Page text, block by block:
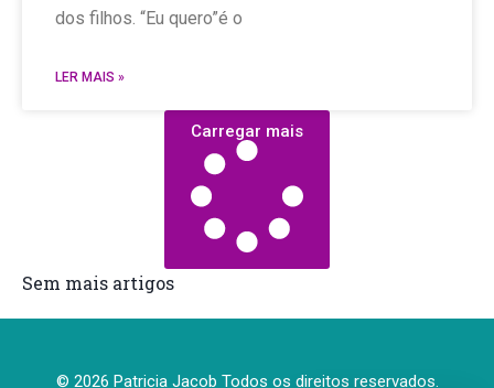
dos filhos. “Eu quero”é o
LER MAIS »
Carregar mais
Sem mais artigos
© 2026 Patricia Jacob Todos os direitos reservados.